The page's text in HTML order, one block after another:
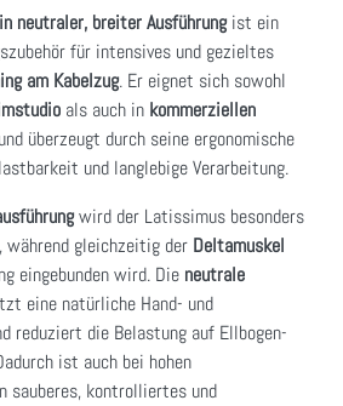
neutraler, breiter Ausführungist ein
für intensives und gezieltes
am Kabelzug. Er eignet sich sowohl
als auch in kommerziellen
und überzeugt durch seine ergonomische
und langlebige Verarbeitung.
wird der Latissimus besonders
während gleichzeitig der Deltamuskel
eingebunden wird. Die neutrale
eine natürliche Hand- und
reduziert die Belastung auf Ellbogen-
ist auch bei hohen
sauberes, kontrolliertes und